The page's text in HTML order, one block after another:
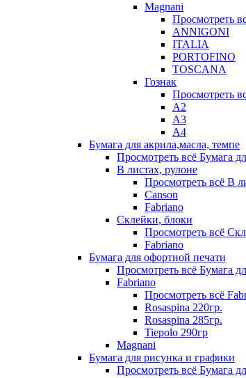
Magnani
Просмотреть
ANNIGONI
ITALIA
PORTOFINO
TOSCANA
Гознак
Просмотреть
А2
А3
А4
Бумага для акрила,масла, темпе
Просмотреть всё Бумага
В листах, рулоне
Просмотреть всё В
Canson
Fabriano
Склейки, блоки
Просмотреть всё
Fabriano
Бумага для офортной печати
Просмотреть всё Бумага
Fabriano
Просмотреть всё
Rosaspina 220гр.
Rosaspina 285гр.
Tiepolo 290гр
Magnani
Бумага для рисунка и графики
Просмотреть всё Бумага